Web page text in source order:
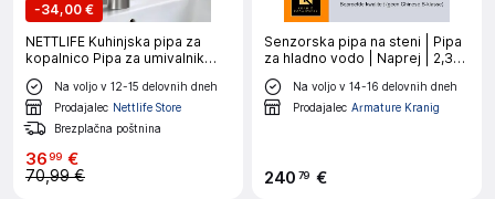
-34,00 €
NETTLIFE Kuhinjska pipa za
kopalnico Pipa za umivalnik
visokotlačna kopalniška pipa iz
nerjavečega jekla
Na voljo v 12-15 delovnih dneh
Prodajalec Nettlife Store
Brezplačna poštnina
3699 €
70,99 €
Senzorska pipa na steni | Pipa
za hladno vodo | Naprej | 2,30
V in BATT
Na voljo v 14-16 delovnih dneh
Prodajalec Armature Kranig
240 79 €